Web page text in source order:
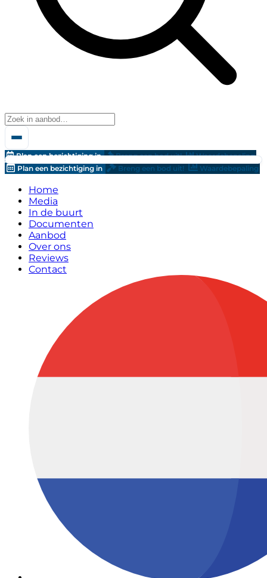
Plan een bezichtiging in Breng een bod uit!
Waardebepaling
Plan een bezichtiging in
Breng een bod uit! Waardebepaling
Home
Media
In de buurt
Documenten
Aanbod
Over ons
Reviews
Contact